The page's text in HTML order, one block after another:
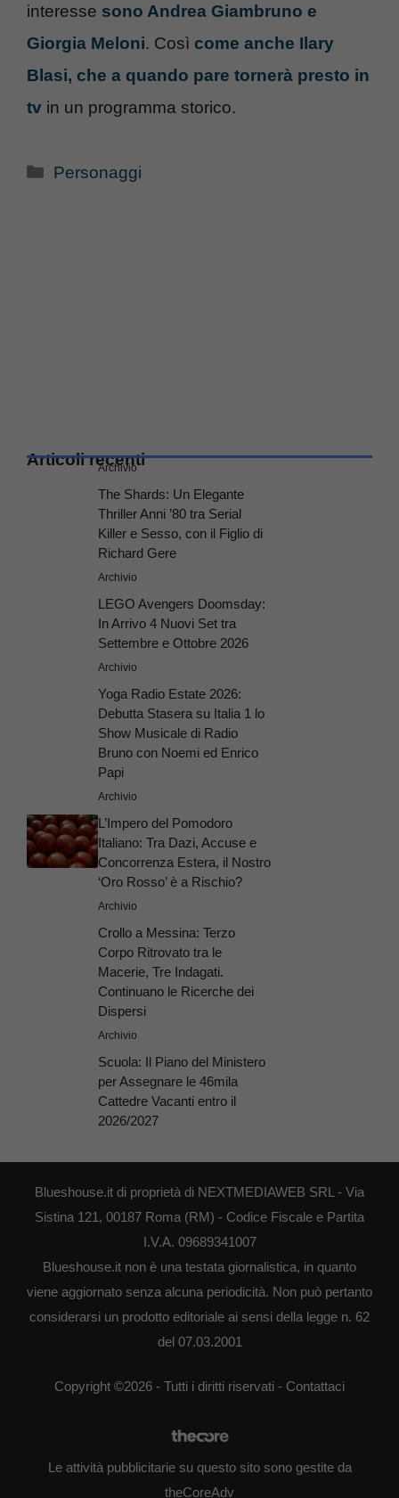
interesse sono Andrea Giambruno e
Giorgia Meloni. Così come anche Ilary
Blasi, che a quando pare tornerà presto in
tv in un programma storico.
Categorie
Personaggi
Articoli recenti
Archivio
The Shards: Un Elegante
Thriller Anni ’80 tra Serial
Killer e Sesso, con il Figlio di
Richard Gere
Archivio
LEGO Avengers Doomsday:
In Arrivo 4 Nuovi Set tra
Settembre e Ottobre 2026
Archivio
Yoga Radio Estate 2026:
Debutta Stasera su Italia 1 lo
Show Musicale di Radio
Bruno con Noemi ed Enrico
Papi
Archivio
L’Impero del Pomodoro
Italiano: Tra Dazi, Accuse e
Concorrenza Estera, il Nostro
‘Oro Rosso’ è a Rischio?
Archivio
Crollo a Messina: Terzo
Corpo Ritrovato tra le
Macerie, Tre Indagati.
Continuano le Ricerche dei
Dispersi
Archivio
Scuola: Il Piano del Ministero
per Assegnare le 46mila
Cattedre Vacanti entro il
2026/2027
Blueshouse.it di proprietà di NEXTMEDIAWEB SRL - Via
Sistina 121, 00187 Roma (RM) - Codice Fiscale e Partita
I.V.A. 09689341007
Blueshouse.it non è una testata giornalistica, in quanto
viene aggiornato senza alcuna periodicità. Non può pertanto
considerarsi un prodotto editoriale ai sensi della legge n. 62
del 07.03.2001
Copyright ©2026 - Tutti i diritti riservati - Contattaci
Le attività pubblicitarie su questo sito sono gestite da
theCoreAdv